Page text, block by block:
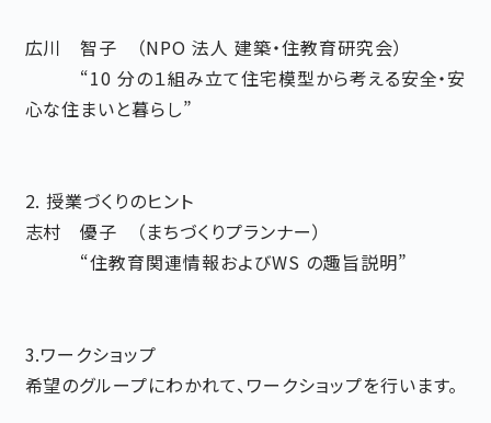
広川 智子 （NPO 法人 建築・住教育研究会）
“10 分の１組み立て住宅模型から考える安全・安
心な住まいと暮らし”
2. 授業づくりのヒント
志村 優子 （まちづくりプランナー）
“住教育関連情報およびWS の趣旨説明”
3.ワークショップ
希望のグループにわかれて、ワークショップを行います。